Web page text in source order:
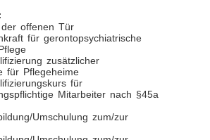
offenen Tür
für gerontopsychiatrische
zusätzlicher
für Pflegeheime
für
Mitarbeiter nach §45a
Umschulung zum/zur